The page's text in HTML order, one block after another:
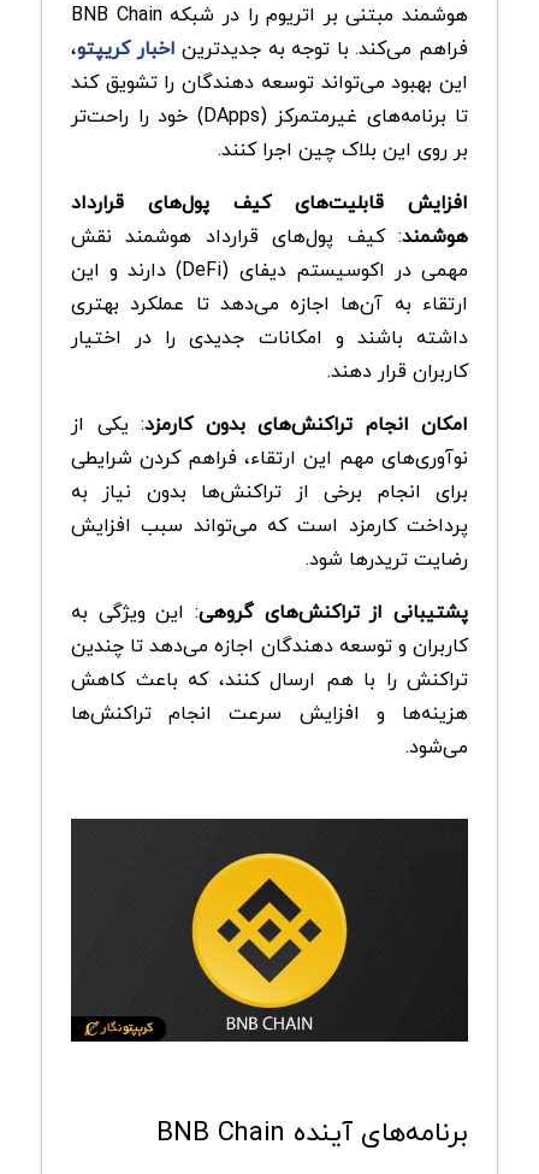
هوشمند مبتنی بر اتریوم را در شبکه BNB Chain
فراهم می‌کند. با توجه به جدیدترین اخبار کریپتو،
این بهبود می‌تواند توسعه‌ دهندگان را تشویق کند
تا برنامه‌های غیرمتمرکز (DApps) خود را راحت‌تر
بر روی این بلاک چین اجرا کنند.
افزایش قابلیت‌های کیف‌ پول‌های قرارداد
هوشمند: کیف پول‌های قرارداد هوشمند نقش
مهمی در اکوسیستم دیفای (DeFi) دارند و این
ارتقاء به آن‌ها اجازه می‌دهد تا عملکرد بهتری
داشته باشند و امکانات جدیدی را در اختیار
کاربران قرار دهند.
امکان انجام تراکنش‌های بدون کارمزد: یکی از
نوآوری‌های مهم این ارتقاء، فراهم کردن شرایطی
برای انجام برخی از تراکنش‌ها بدون نیاز به
پرداخت کارمزد است که می‌تواند سبب افزایش
رضایت تریدرها شود.
پشتیبانی از تراکنش‌های گروهی: این ویژگی به
کاربران و توسعه‌ دهندگان اجازه می‌دهد تا چندین
تراکنش را با هم ارسال کنند، که باعث کاهش
هزینه‌ها و افزایش سرعت انجام تراکنش‌ها
می‌شود.
برنامه‌های آینده BNB Chain